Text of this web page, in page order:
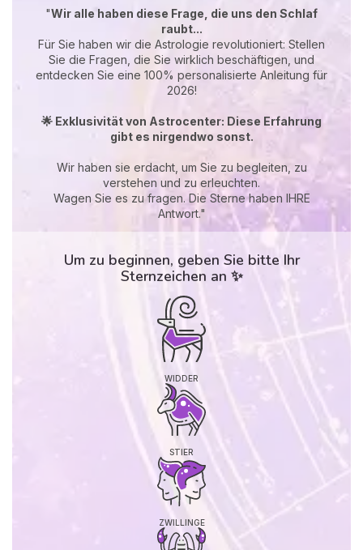
"Wir alle haben diese Frage, die uns den Schlaf
raubt...
Für Sie haben wir die Astrologie revolutioniert: Stellen
Sie die Fragen, die Sie wirklich beschäftigen, und
entdecken Sie eine 100% personalisierte Anleitung für
2026!
🌟 Exklusivität von Astrocenter: Diese Erfahrung
gibt es nirgendwo sonst.
Wir haben sie erdacht, um Sie zu begleiten, zu
verstehen und zu erleuchten.
Wagen Sie es zu fragen. Die Sterne haben IHRE
Antwort."
Um zu beginnen, geben Sie bitte Ihr
Sternzeichen an ✨
WIDDER
STIER
ZWILLINGE